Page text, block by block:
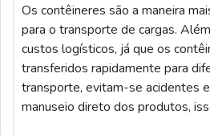
Os contêineres são a maneira
para o transporte de cargas.
custos logísticos, já que os
transferidos rapidamente para
transporte, evitam-se acidentes
manuseio direto dos produtos,